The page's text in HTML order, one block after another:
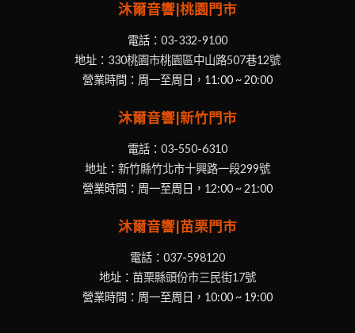
沐爾音響|桃園門市
電話： 03-332-9100
地址： 330桃園市桃園區中山路507巷12號
營業時間：周一至周日，11:00 ~ 20:00
沐爾音響|新竹門市
電話： 03-550-6310
地址： 新竹縣竹北市十興路一段299號
營業時間：周一至周日，12:00 ~ 21:00
沐爾音響|苗栗門市
電話： 037-598120
地址： 苗栗縣頭份市三民街17號
營業時間：周一至周日，10:00 ~ 19:00